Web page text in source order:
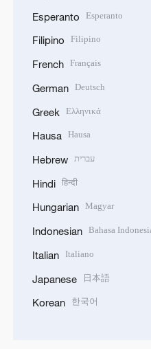
Esperanto Esperanto
Filipino Filipino
French Français
German Deutsch
Greek Ελληνικά
Hausa Hausa
Hebrew עברית
Hindi हिन्दी
Hungarian Magyar
Indonesian Bahasa
Italian Italiano
Japanese 日本語
Korean 한국어